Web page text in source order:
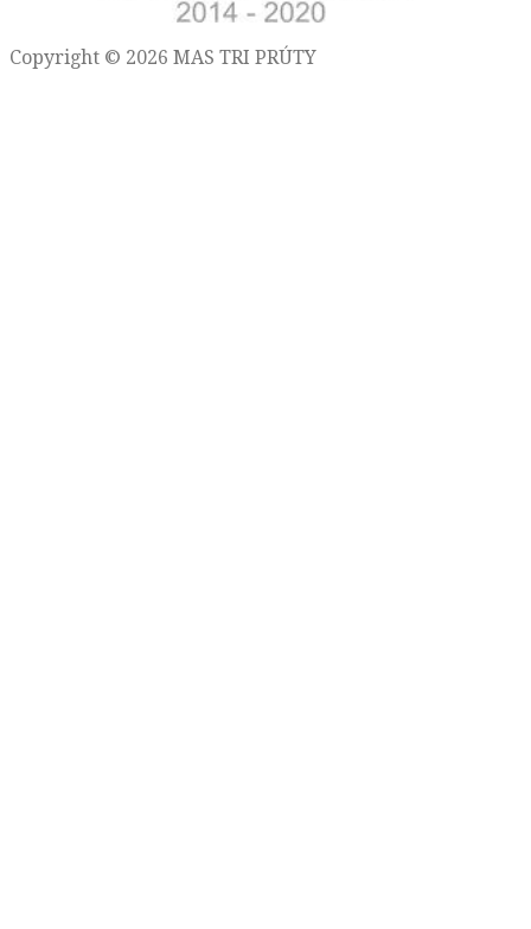
Copyright © 2026 MAS TRI PRÚTY